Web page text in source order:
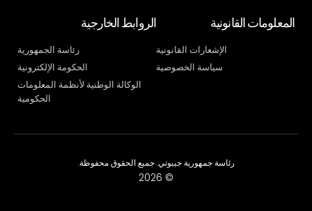
المعلومات القانونية
الإشعارات القانونية
سياسة الخصوصية
الروابط الخارجية
رئاسة الجمهورية
الحكومة الإلكترونية
الوكالة الوطنية لأنظمة المعلومات
الحكومية
رئاسة جمهورية جيبوتي. جميع الحقوق محفوظة.
© 2026